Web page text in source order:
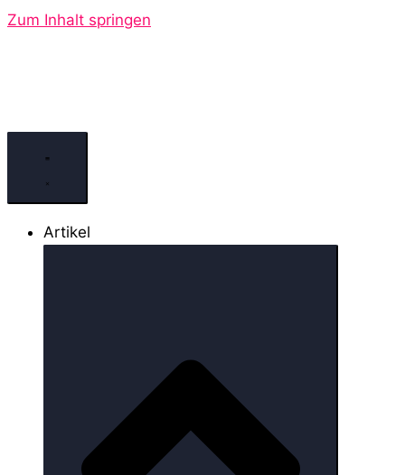
Zum Inhalt springen
Artikel